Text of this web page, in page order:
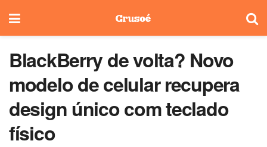
BlackBerry de volta? Novo
modelo de celular recupera
design único com teclado
físico